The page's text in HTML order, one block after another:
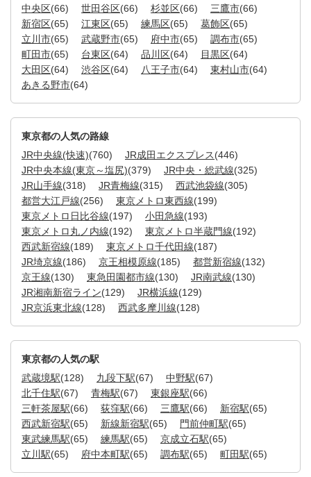
中央区(66) 世田谷区(66) 杉並区(66) 三鷹市(66)
新宿区(65) 江東区(65) 練馬区(65) 葛飾区(65)
立川市(65) 武蔵野市(65) 府中市(65) 調布市(65)
町田市(65) 台東区(64) 品川区(64) 目黒区(64)
大田区(64) 渋谷区(64) 八王子市(64) 東村山市(64)
あきる野市(64)
東京都の人気の路線
JR中央線(快速)(760) JR成田エクスプレス(446)
JR中央本線(東京～塩尻)(379) JR中央・総武線(325)
JR山手線(318) JR青梅線(315) 西武池袋線(305)
都営大江戸線(256) 東京メトロ東西線(199)
東京メトロ日比谷線(197) 小田急線(193)
東京メトロ丸ノ内線(192) 東京メトロ半蔵門線(192)
西武新宿線(189) 東京メトロ千代田線(187)
JR埼京線(186) 京王相模原線(185) 都営新宿線(132)
京王線(130) 東急田園都市線(130) JR南武線(130)
JR湘南新宿ライン(129) JR横浜線(129)
JR京浜東北線(128) 西武多摩川線(128)
東京都の人気の駅
武蔵境駅(128) 九段下駅(67) 中野駅(67)
北千住駅(67) 青梅駅(67) 東銀座駅(66)
三軒茶屋駅(66) 荻窪駅(66) 三鷹駅(66) 新宿駅(65)
西武新宿駅(65) 新線新宿駅(65) 門前仲町駅(65)
東武練馬駅(65) 練馬駅(65) 京成立石駅(65)
立川駅(65) 府中本町駅(65) 調布駅(65) 町田駅(65)